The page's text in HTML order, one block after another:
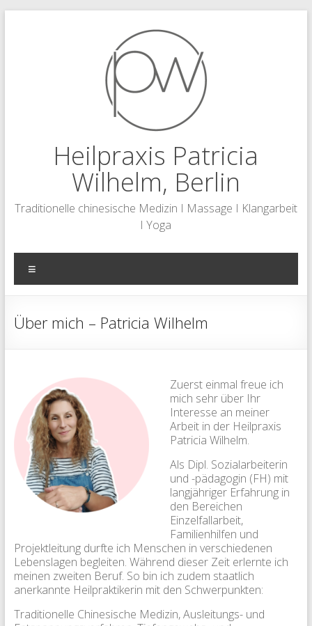
Heilpraxis Patricia
Wilhelm, Berlin
Traditionelle chinesische Medizin I Massage I Klangarbeit
I Yoga
Über mich – Patricia Wilhelm
Zuerst einmal freue ich
mich sehr über Ihr
Interesse an meiner
Arbeit in der Heilpraxis
Patricia Wilhelm.
Als Dipl. Sozialarbeiterin
und -pädagogin (FH) mit
langjähriger Erfahrung in
den Bereichen
Einzelfallarbeit,
Familienhilfen und
Projektleitung durfte ich Menschen in verschiedenen
Lebenslagen begleiten. Während dieser Zeit erlernte ich
meinen zweiten Beruf. So bin ich zudem staatlich
anerkannte Heilpraktikerin mit den Schwerpunkten:
Traditionelle Chinesische Medizin, Ausleitungs- und